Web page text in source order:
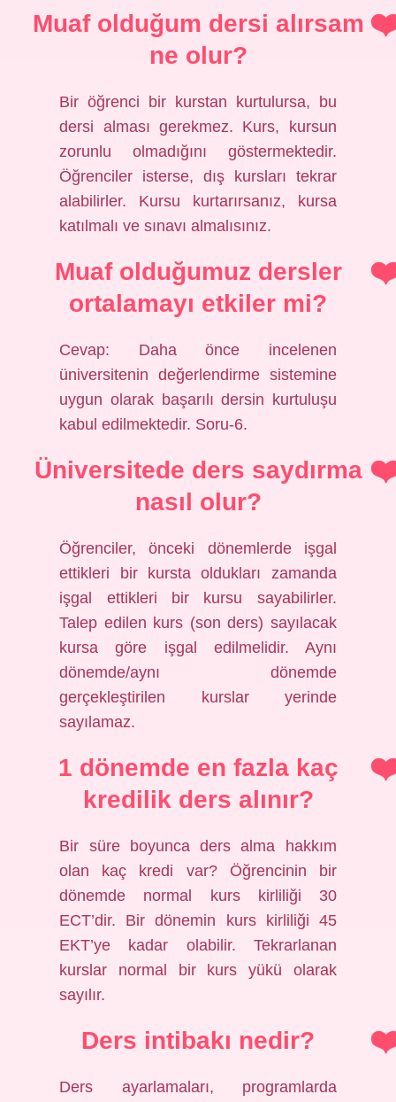
Muaf olduğum dersi alırsam
ne olur?
Bir öğrenci bir kurstan kurtulursa, bu
dersi alması gerekmez. Kurs, kursun
zorunlu olmadığını göstermektedir.
Öğrenciler isterse, dış kursları tekrar
alabilirler. Kursu kurtarırsanız, kursa
katılmalı ve sınavı almalısınız.
Muaf olduğumuz dersler
ortalamayı etkiler mi?
Cevap: Daha önce incelenen
üniversitenin değerlendirme sistemine
uygun olarak başarılı dersin kurtuluşu
kabul edilmektedir. Soru-6.
Üniversitede ders saydırma
nasıl olur?
Öğrenciler, önceki dönemlerde işgal
ettikleri bir kursta oldukları zamanda
işgal ettikleri bir kursu sayabilirler.
Talep edilen kurs (son ders) sayılacak
kursa göre işgal edilmelidir. Aynı
dönemde/aynı dönemde
gerçekleştirilen kurslar yerinde
sayılamaz.
1 dönemde en fazla kaç
kredilik ders alınır?
Bir süre boyunca ders alma hakkım
olan kaç kredi var? Öğrencinin bir
dönemde normal kurs kirliliği 30
ECT’dir. Bir dönemin kurs kirliliği 45
EKT’ye kadar olabilir. Tekrarlanan
kurslar normal bir kurs yükü olarak
sayılır.
Ders intibakı nedir?
Ders ayarlamaları, programlarda